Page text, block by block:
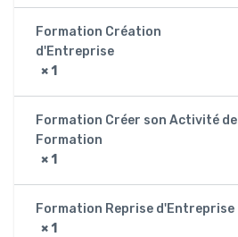
Formation Création
d'Entreprise
× 1
Formation Créer son Activité de
Formation
× 1
Formation Reprise d'Entreprise
× 1